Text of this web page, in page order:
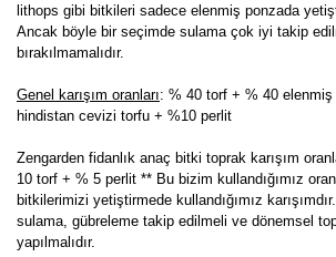
lithops gibi bitkileri sadece elenmiş ponzada
Ancak böyle bir seçimde sulama çok iyi takip
bırakılmamalıdır.
Genel karışım oranları: % 40 torf + % 40
hindistan cevizi torfu + %10 perlit
Zengarden fidanlık anaç bitki toprak karışım
10 torf + % 5 perlit ** Bu bizim kullandığımız
bitkilerimizi yetiştirmede kullandığımız
sulama, gübreleme takip edilmeli ve dönemsel
yapılmalıdır.